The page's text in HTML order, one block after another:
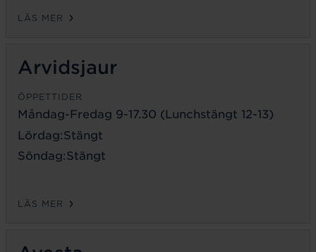
LÄS MER
Arvidsjaur
ÖPPETTIDER
Måndag-Fredag 9-17.30 (Lunchstängt 12-13)
Lördag:Stängt
Söndag:Stängt
LÄS MER